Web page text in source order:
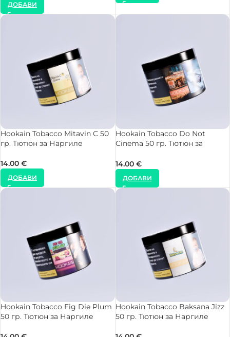
ДОБАВИ
Hookain Tobacco Mitavin C 50
гр. Тютюн за Наргиле
14.00 €
ДОБАВИ
Hookain Tobacco Do Not
Cinema 50 гр. Тютюн за
14.00 €
ДОБАВИ
Hookain Tobacco Fig Die Plum
50 гр. Тютюн за Наргиле
Hookain Tobacco Baksana Jizz
50 гр. Тютюн за Наргиле